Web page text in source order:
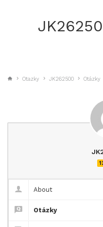
Otazky JK262500 Otázky
About
Otázky